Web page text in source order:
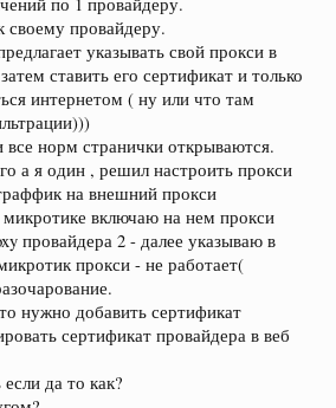
своему провайдеру.
указывать свой прокси в
ставить его сертификат и только
интернетом ( ну или что там
все норм странички открываются.
а я один , решил настроить прокси
на внешний прокси
включаю на нем прокси
провайдера 2 - далее указываю в
прокси - не работает(
нужно добавить сертификат
сертификат провайдера в веб
да то как?